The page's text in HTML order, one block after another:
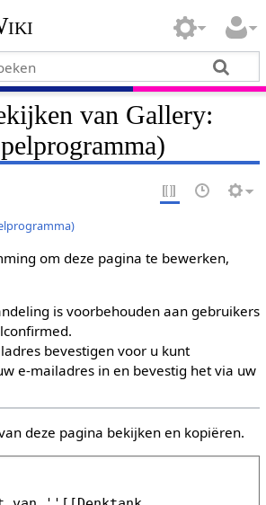
van Gallery:
om deze pagina te bewerken,
is voorbehouden aan gebruikers
bevestigen voor u kunt
e-mailadres in en bevestig het via uw
deze pagina bekijken en kopiëren.